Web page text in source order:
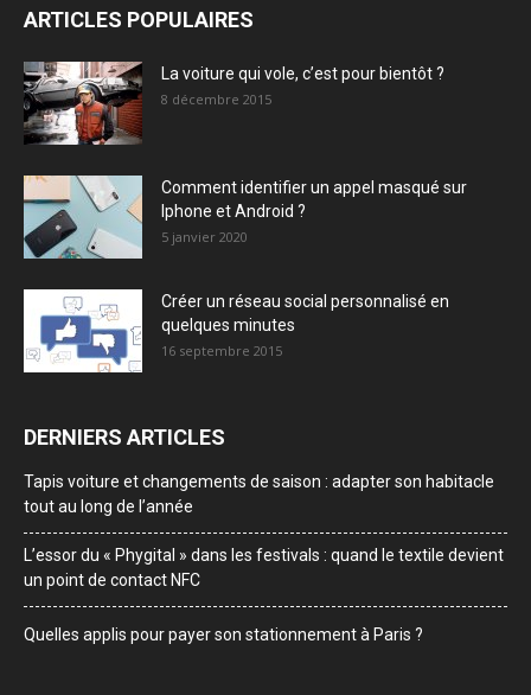
ARTICLES POPULAIRES
La voiture qui vole, c’est pour bientôt ?
8 décembre 2015
Comment identifier un appel masqué sur
Iphone et Android ?
5 janvier 2020
Créer un réseau social personnalisé en
quelques minutes
16 septembre 2015
DERNIERS ARTICLES
Tapis voiture et changements de saison : adapter son habitacle
tout au long de l’année
L’essor du « Phygital » dans les festivals : quand le textile devient
un point de contact NFC
Quelles applis pour payer son stationnement à Paris ?